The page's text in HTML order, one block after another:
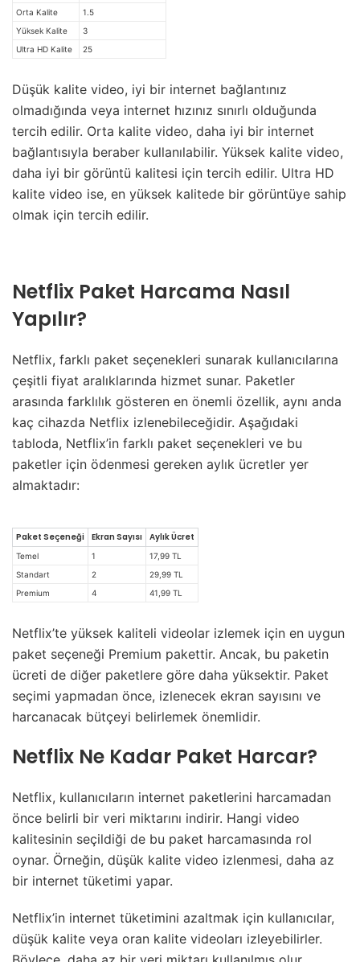
Orta Kalite
1.5
Yüksek Kalite
3
Ultra HD Kalite
25
Düşük kalite video, iyi bir internet bağlantınız
olmadığında veya internet hızınız sınırlı olduğunda
tercih edilir. Orta kalite video, daha iyi bir internet
bağlantısıyla beraber kullanılabilir. Yüksek kalite video,
daha iyi bir görüntü kalitesi için tercih edilir. Ultra HD
kalite video ise, en yüksek kalitede bir görüntüye sahip
olmak için tercih edilir.
Netflix Paket Harcama Nasıl
Yapılır?
Netflix, farklı paket seçenekleri sunarak kullanıcılarına
çeşitli fiyat aralıklarında hizmet sunar. Paketler
arasında farklılık gösteren en önemli özellik, aynı anda
kaç cihazda Netflix izlenebileceğidir. Aşağıdaki
tabloda, Netflix’in farklı paket seçenekleri ve bu
paketler için ödenmesi gereken aylık ücretler yer
almaktadır:
Paket Seçeneği Ekran Sayısı Aylık Ücret
Temel 1
17,99 TL
Standart
2
29,99 TL
Premium
4 41,99 TL
Netflix’te yüksek kaliteli videolar izlemek için en uygun
paket seçeneği Premium pakettir. Ancak, bu paketin
ücreti de diğer paketlere göre daha yüksektir. Paket
seçimi yapmadan önce, izlenecek ekran sayısını ve
harcanacak bütçeyi belirlemek önemlidir.
Netflix Ne Kadar Paket Harcar?
Netflix, kullanıcıların internet paketlerini harcamadan
önce belirli bir veri miktarını indirir. Hangi video
kalitesinin seçildiği de bu paket harcamasında rol
oynar. Örneğin, düşük kalite video izlenmesi, daha az
bir internet tüketimi yapar.
Netflix’in internet tüketimini azaltmak için kullanıcılar,
düşük kalite veya oran kalite videoları izleyebilirler.